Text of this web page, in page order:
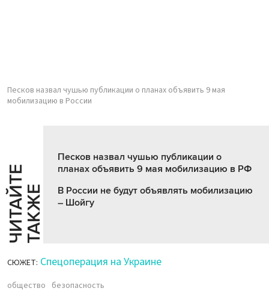
Песков назвал чушью публикации о планах объявить 9 мая
мобилизацию в России
Ч
И
Т
АЙ
Т
Е
Т
А
К
ЖЕ
Песков назвал чушью публикации о
планах объявить 9 мая мобилизацию в РФ
В России не будут объявлять мобилизацию
– Шойгу
СЮЖЕТ: Спецоперация на Украине
общество безопасность